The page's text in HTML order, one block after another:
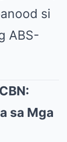
si
ABS-
sa Mga